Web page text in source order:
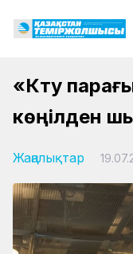
«Күту
көңілден
Жаңалықтар